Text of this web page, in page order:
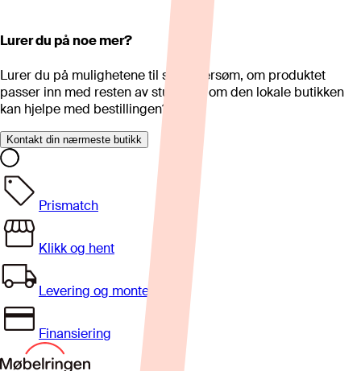
Lurer du på noe mer?
Lurer du på mulighetene til skreddersøm, om produktet
passer inn med resten av stua eller om den lokale butikken
kan hjelpe med bestillingen?
Kontakt din nærmeste butikk
Prismatch
Klikk og hent
Levering og montering
Finansiering